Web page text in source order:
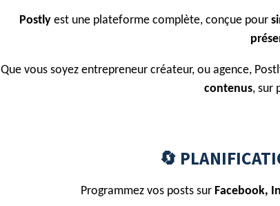
Postlyest une plateforme complète, conçue pour
Que vous soyez entrepreneur créateur, ou agence,
contenus, sur
🔄
Programmez vos posts sur Facebook,